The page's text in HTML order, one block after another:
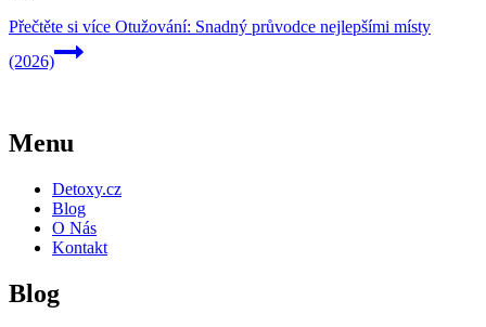
Přečtěte si více Otužování: Snadný průvodce nejlepšími místy
(2026)
Menu
Detoxy.cz
Blog
O Nás
Kontakt
Blog